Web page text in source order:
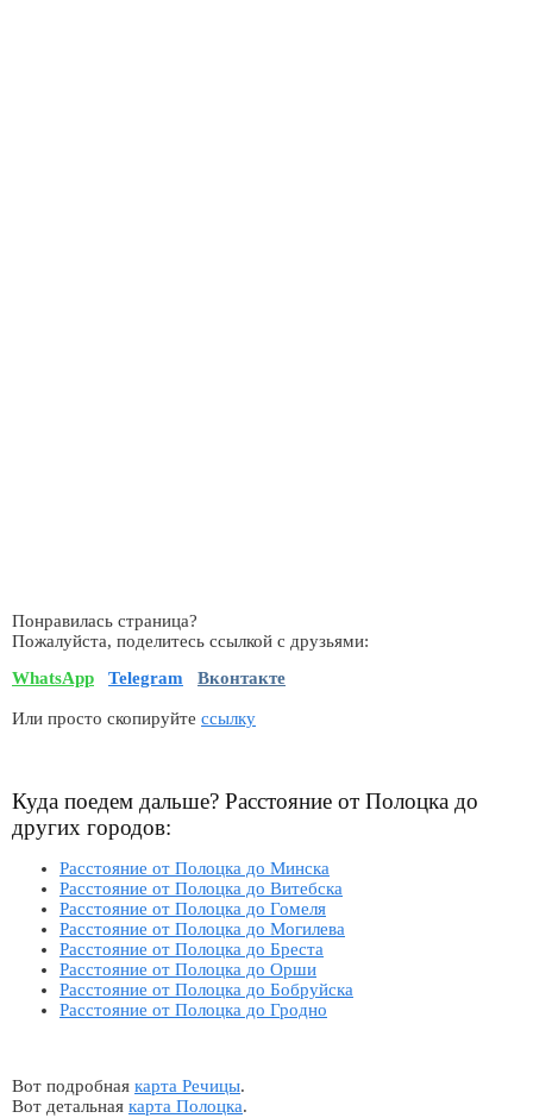
Понравилась страница?
Пожалуйста, поделитесь ссылкой с друзьями:
WhatsApp
Telegram Вконтакте
Или просто скопируйте ссылку
Куда поедем дальше? Расстояние от Полоцка до
других городов:
Расстояние от Полоцка до Минска
Расстояние от Полоцка до Витебска
Расстояние от Полоцка до Гомеля
Расстояние от Полоцка до Могилева
Расстояние от Полоцка до Бреста
Расстояние от Полоцка до Орши
Расстояние от Полоцка до Бобруйска
Расстояние от Полоцка до Гродно
Вот подробная карта Речицы.
Вот детальная карта Полоцка.